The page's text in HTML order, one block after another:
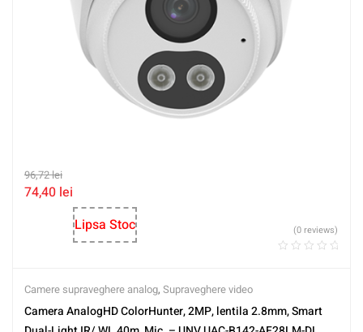
96,72lei
74,40 lei
Lipsa Stoc
(0 reviews)
Camere supraveghere analog, Supraveghere video
Camera AnalogHD ColorHunter, 2MP, lentila 2.8mm, Smart